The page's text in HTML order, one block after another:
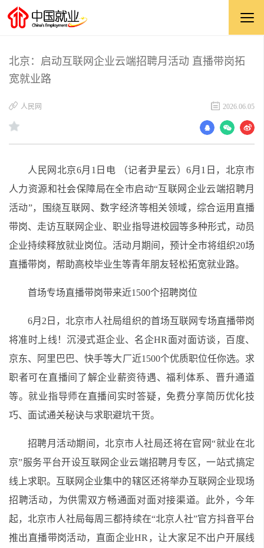
北京：启动互联网企业云端招聘月活动 直播带岗拓
宽就业路
​人民网 2026.06.05
人民网北京6月1日电 （记者尹星云）6月1日，北京市
人力资源和社会保障局在全市启动“互联网企业云端招聘月
活动”，围绕互联网、数字经济等相关领域，综合运用直播
带岗、走访互联网企业、职业指导进校园等多种形式，动员
企业持续释放就业岗位。活动月期间，预计全市将组织20场
直播带岗，帮助高校毕业生等青年朋友轻松拓宽就业路。
首场专场直播带岗带来近1500个招聘岗位
6月2日，北京市人社局组织的首场互联网专场直播带岗
将准时上线！沉浸式逛企业、名企HR面对面访谈，百度、
京东、阿里巴巴、快手等大厂近1500个优质职位任你选。求
职者可在直播间了解企业薪资待遇、福利体系、晋升通道
等。就业指导师在直播间实时答疑，免费分享简历优化技
巧、面试通关秘诀与求职避坑干货。
招聘月活动期间，北京市人社局还将在官网“就业在北
京”服务平台开设互联网企业云端招聘月专区，一站式搞定
线上求职。互联网企业集中的辖区还将举办互联网企业现场
招聘活动，为供需双方畅通面对面对接渠道。此外，今年
起，北京市人社局每周三都持续在“北京人社”官方抖音平台
推出直播带岗活动，直面企业HR，让大家足不出户开展线